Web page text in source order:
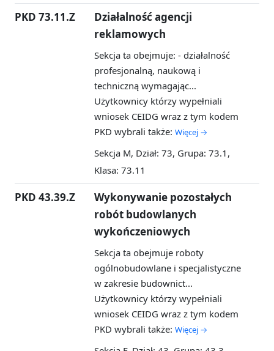
PKD 73.11.Z
Działalność agencji
reklamowych
Sekcja ta obejmuje: - działalność
profesjonalną, naukową i
techniczną wymagając...
Użytkownicy którzy wypełniali
wniosek CEIDG wraz z tym kodem
PKD wybrali także: Więcej →
Sekcja M, Dział: 73, Grupa: 73.1,
Klasa: 73.11
PKD 43.39.Z
Wykonywanie pozostałych
robót budowlanych
wykończeniowych
Sekcja ta obejmuje roboty
ogólnobudowlane i specjalistyczne
w zakresie budownict...
Użytkownicy którzy wypełniali
wniosek CEIDG wraz z tym kodem
PKD wybrali także: Więcej →